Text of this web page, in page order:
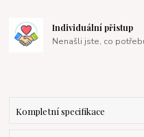
Individuální přistup
Nenašli jste, co
Kompletní specifikace